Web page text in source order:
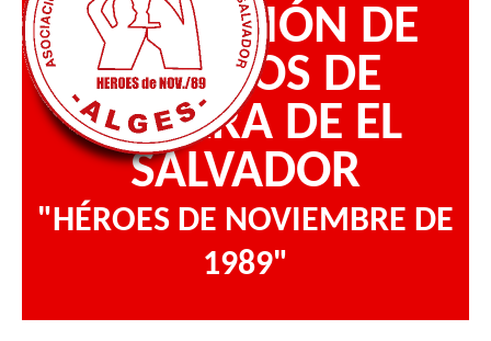
Nuestros Derechos
ASOCIACIÓN DE
LISIADOS DE
GUERRA DE EL
SALVADOR
"HÉROES DE NOVIEMBRE DE
1989"